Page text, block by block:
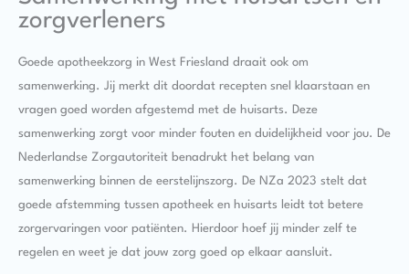
zorgverleners
Goede apotheekzorg in West Friesland draait ook om
samenwerking. Jij merkt dit doordat recepten snel klaarstaan en
vragen goed worden afgestemd met de huisarts. Deze
samenwerking zorgt voor minder fouten en duidelijkheid voor jou. De
Nederlandse Zorgautoriteit benadrukt het belang van
samenwerking binnen de eerstelijnszorg. De NZa 2023 stelt dat
goede afstemming tussen apotheek en huisarts leidt tot betere
zorgervaringen voor patiënten. Hierdoor hoef jij minder zelf te
regelen en weet je dat jouw zorg goed op elkaar aansluit.